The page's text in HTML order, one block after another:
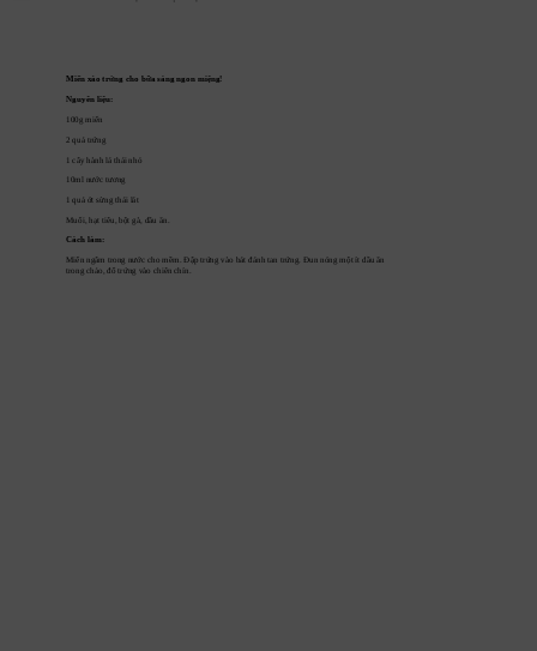
Miến xào trứng cho bữa sáng ngon miệng!
Nguyên liệu:
100g miến
2 quả trứng
1 cây hành lá thái nhỏ
10ml nước tương
1 quả ớt sừng thái lát
Muối, hạt tiêu, bột gà, dầu ăn.
Cách làm:
Miến ngâm trong nước cho mềm. Đập trứng vào bát đánh tan trứng. Đun nóng một ít dầu ăn
trong chảo, đổ trứng vào chiên chín.